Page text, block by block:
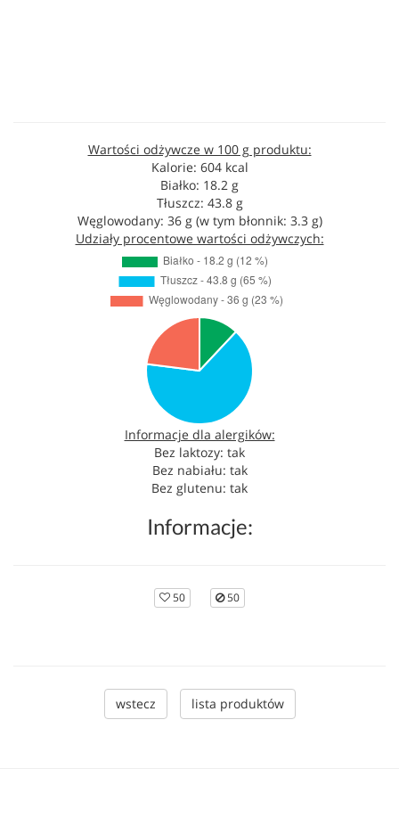
Wartości odżywcze w 100 g produktu:
Kalorie: 604 kcal
Białko: 18.2 g
Tłuszcz: 43.8 g
Węglowodany: 36 g (w tym błonnik: 3.3 g)
Udziały procentowe wartości odżywczych:
Informacje dla alergików:
Bez laktozy: tak
Bez nabiału: tak
Bez glutenu: tak
Informacje:
50 50
wstecz lista produktów